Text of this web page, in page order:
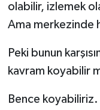
olabilir, izlemek
Ama merkezinde
Peki bunun
kavram koyabilir
Bence koyabiliriz.